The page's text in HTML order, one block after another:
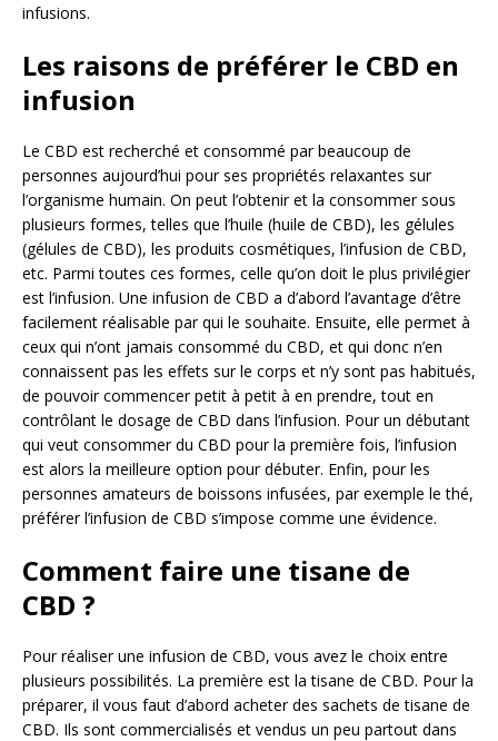
infusions.
Les raisons de préférer le CBD en
infusion
Le CBD est recherché et consommé par beaucoup de
personnes aujourd’hui pour ses propriétés relaxantes sur
l’organisme humain. On peut l’obtenir et la consommer sous
plusieurs formes, telles que l’huile (huile de CBD), les gélules
(gélules de CBD), les produits cosmétiques, l’infusion de CBD,
etc. Parmi toutes ces formes, celle qu’on doit le plus privilégier
est l’infusion. Une infusion de CBD a d’abord l’avantage d’être
facilement réalisable par qui le souhaite. Ensuite, elle permet à
ceux qui n’ont jamais consommé du CBD, et qui donc n’en
connaissent pas les effets sur le corps et n’y sont pas habitués,
de pouvoir commencer petit à petit à en prendre, tout en
contrôlant le dosage de CBD dans l’infusion. Pour un débutant
qui veut consommer du CBD pour la première fois, l’infusion
est alors la meilleure option pour débuter. Enfin, pour les
personnes amateurs de boissons infusées, par exemple le thé,
préférer l’infusion de CBD s’impose comme une évidence.
Comment faire une tisane de
CBD ?
Pour réaliser une infusion de CBD, vous avez le choix entre
plusieurs possibilités. La première est la tisane de CBD. Pour la
préparer, il vous faut d’abord acheter des sachets de tisane de
CBD. Ils sont commercialisés et vendus un peu partout dans